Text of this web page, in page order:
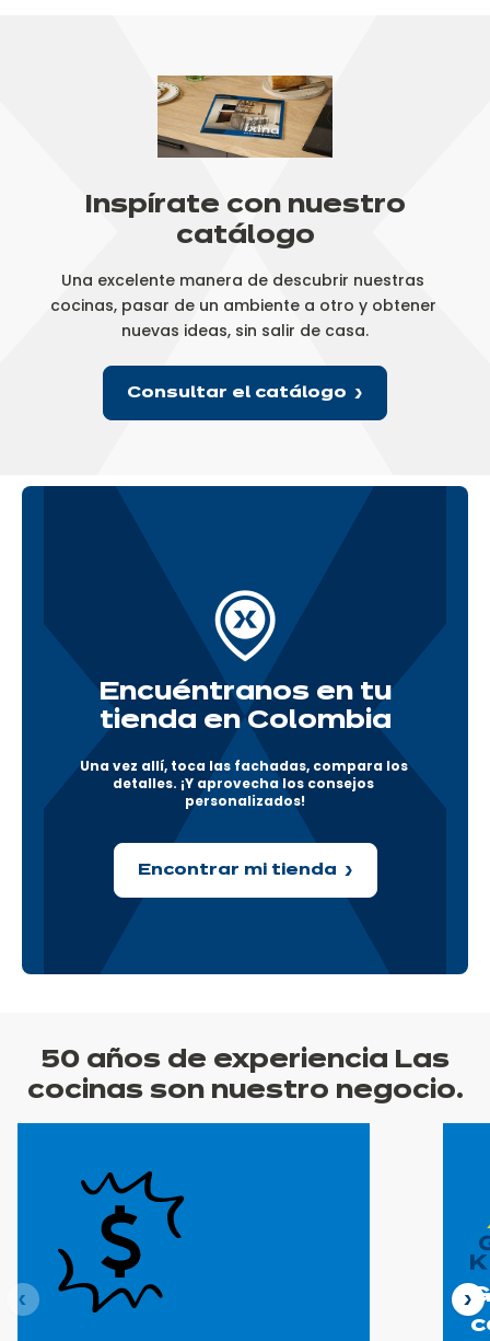
Inspírate con nuestro
catálogo
Una excelente manera de descubrir nuestras
cocinas, pasar de un ambiente a otro y obtener
nuevas ideas, sin salir de casa.
Consultar el catálogo
Encuéntranos en tu
tienda en Colombia
Una vez allí, toca las fachadas, compara los
detalles. ¡Y aprovecha los consejos
personalizados!
Encontrar mi tienda
50 años de experiencia Las
cocinas son nuestro negocio.